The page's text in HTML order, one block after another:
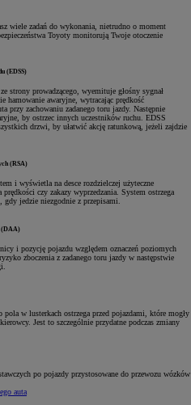
wiele zadań do wykonania, nietrudno o moment
Toyoty monitorują Twoje otoczenie
(EDSS)
strony prowadzącego, wyemituje głośny sygnał
hamowanie awaryjne, wytracając prędkość
przy zachowaniu zadanego toru jazdy. Następnie
by ostrzec innych uczestników ruchu. EDSS
drzwi, by ułatwić akcję ratunkową, jeżeli zajdzie
(RSA)
i wyświetla na desce rozdzielczej użyteczne
czy zakazy wyprzedzania. System ostrzega
jedzie niezgodnie z przepisami.
(DAA)
i pozycję pojazdu względem oznaczeń poziomych
zboczenia z zadanego toru jazdy w następstwie
w lusterkach ostrzega przed pojazdami, które mogły
Jest to szczególnie przydatne podczas zmiany
oryginalnych akcesoriów Toyoty zapewnia Ci pełną
po pojazdy przystosowane do przewozu wózków
auta